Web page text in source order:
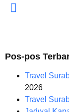
Pos-pos
Travel
2026
Travel